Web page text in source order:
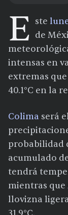
E ste
de
intensas en
extremas que
40.1°C en la
Colima será
probabilidad
acumulado
tendrá
mientras que
llovizna